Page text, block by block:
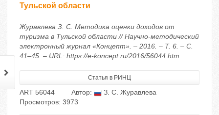
Тульской области
Журавлева З. С. Методика оценки доходов от
туризма в Тульской области // Научно-методический
электронный журнал «Концепт». – 2016. – Т. 6. – С.
41–45. – URL: https://e-koncept.ru/2016/56044.htm
Статья в РИНЦ
ART 56044 Автор:
З. С. Журавлева
Просмотров: 3973